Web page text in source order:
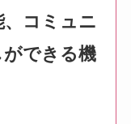
コミュニ
できる機